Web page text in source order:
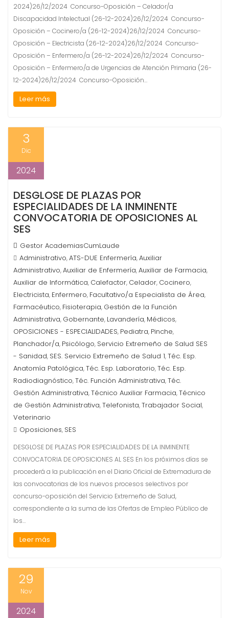
2024)26/12/2024 Concurso-Oposición – Celador/a
Discapacidad Intelectual (26-12-2024)26/12/2024 Concurso-
Oposición – Cocinero/a (26-12-2024)26/12/2024 Concurso-
Oposición – Electricista (26-12-2024)26/12/2024 Concurso-
Oposición – Enfermero/a (26-12-2024)26/12/2024 Concurso-
Oposición – Enfermero/a de Urgencias de Atención Primaria (26-
12-2024)26/12/2024 Concurso-Oposición…
Leer más
3
Dic
2024
DESGLOSE DE PLAZAS POR
ESPECIALIDADES DE LA INMINENTE
CONVOCATORIA DE OPOSICIONES AL
SES
Gestor AcademiasCumLaude
Administrativo,ATS-DUE Enfermería,Auxiliar
Administrativo,Auxiliar de Enfermería,Auxiliar de Farmacia,
Auxiliar de Informática, Calefactor, Celador, Cocinero,
Electricista, Enfermero, Facultativo/a Especialista de Área,
Farmacéutico, Fisioterapia, Gestión de la Función
Administrativa, Gobernante, Lavandería, Médicos,
OPOSICIONES - ESPECIALIDADES, Pediatra, Pinche,
Planchador/a, Psicólogo, Servicio Extremeño de Salud SES
- Sanidad, SES. Servicio Extremeño de Salud 1,Téc. Esp.
Anatomía Patológica,Téc. Esp. Laboratorio,Téc. Esp.
Radiodiagnóstico,Téc. Función Administrativa,Téc.
Gestión Administrativa,Técnico Auxiliar Farmacia,Técnico
de Gestión Administrativa,Telefonista,Trabajador Social,
Veterinario
Oposiciones, SES
DESGLOSE DE PLAZAS POR ESPECIALIDADES DE LA INMINENTE
CONVOCATORIA DE OPOSICIONES AL SES En los próximos días se
procederá a la publicación en el Diario Oficial de Extremadura de
las convocatorias de los nuevos procesos selectivos por
concurso-oposición del Servicio Extremeño de Salud,
correspondiente a la suma de las Ofertas de Empleo Público de
los…
Leer más
29
Nov
2024